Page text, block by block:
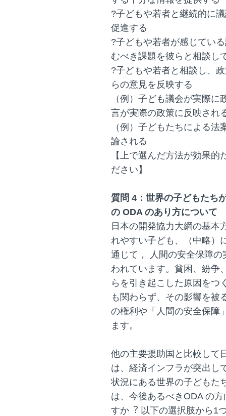
?子どもや若者と継続的に
促進する
?子どもや若者が感じてい
むべき課題を彼らと相談し
?子どもや若者と相談し、
らの意見を反映する
（例）子ども議会が実際
言が実際の政策に反映され
（例）子どもたちによる
論される
【上で選んだ方法が効果
ださい】
質問 4：世界の子どもたち
の ODA のあり方について
日本の開発協力大綱の基本
れやすい子ども、（中略）
通じて， 人間の安全保障
われています。貧困、紛争
らを引き起こした原因をつ
も関わらず、その影響を被
の権利や「人間の安全保障
ます。
他の主要援助国と比較して
は、経済インフラが突出し
状況にある世界の子どもた
は、今後あるべきODA の
すか︖ 以下の選択肢から1